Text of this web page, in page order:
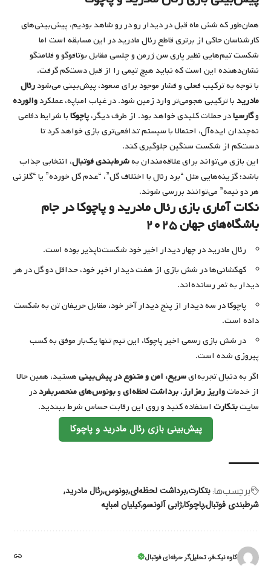
همان‌طور که شش ماه قبل در دیدار رو در رو شاهد بودیم، پیش‌بینی‌های
کارشناسان حاکی از برتری قاطع رئال مادرید در این مسابقه است اما
شکست تیم‌هایی نظیر پاری سن ژرمن و چلسی مقابل بوتافوگو و فلامنگو
نشان‌دهنده این است که نباید هیچ تیمی را از قبل دست‌کم گرفت.
با توجه به ترکیب فعلی و فشار موجود برای صعود، پیش‌بینی می‌شودرئال
مادریدبا ترکیبی هجومی‌تر وارد زمین شود. در غیاب امباپه، عملکردوالورده
وگارسیادر حملات کلیدی خواهد بود. از طرف دیگر،پاچوکابا شرایط دفاعی
نه‌چندان ایده‌آل، احتمالا با سیستم تدافعی‌تری بازی خواهد کرد تا
دست‌کم از شکست سنگین جلوگیری کند.
این بازی می‌تواند برای علاقه‌مندان بهشرط‌بندی فوتبال، انتخابی جذاب
باشد؛ گزینه‌هایی مثل “برد رئال با اختلاف گل”، “عدم گل خورده” یا “گلزنی
هر دو نیمه” می‌توانند بررسی شوند.
نکات آماری بازی رئال مادرید و پاچوکا در جام
باشگاه‌های جهان ۲۰۲۵
رئال مادرید در چهار دیدار اخیر خود شکست‌ناپذیر بوده است.
کهکشانی‌ها در شش بازی از هفت دیدار اخیر خود، حداقل دو گل در هر
دیدار به ثمر رسانده‌اند.
پاچوکا در سه دیدار از پنج دیدار آخر خود، مقابل حریفان تن به شکست
داده است.
در شش بازی رسمی اخیر پاچوکا، این تیم تنها یک‌بار موفق به کسب
پیروزی شده است.
اگر به دنبال تجربه‌ایسریع، امن و متنوع در پیش‌بینیهستید، همین حالا
از خدماتواریز رمزارز،برداشت لحظه‌ایوبونوس‌های منحصربفرددر
سایتبتکارت استفاده کنید و روی این رقابت حساس شرط ببندید.
پیش‌بینی بازی رئال مادرید و پاچوکا
برچسب‌‌ها: بتکارتبرداشت لحظه‌ایبونوسرئال مادرید
شرطبندی فوتبالپاچوکاژابی آلونسوکیلیان امباپه
کاوه نیک‌فر، تحلیل‌گر حرفه‌ای فوتبال